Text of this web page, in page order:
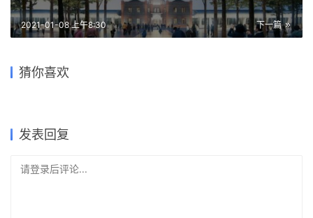
下一篇
2021-01-08 上午8:30
猜你喜欢
深圳妇儿大厦改造 / MVRDV
物馆设计思考 / 浙江大学建筑
2021年3月春招 | aoe事建
组：当魔幻山城遇上解构主义
发表回复
请登录后评论...